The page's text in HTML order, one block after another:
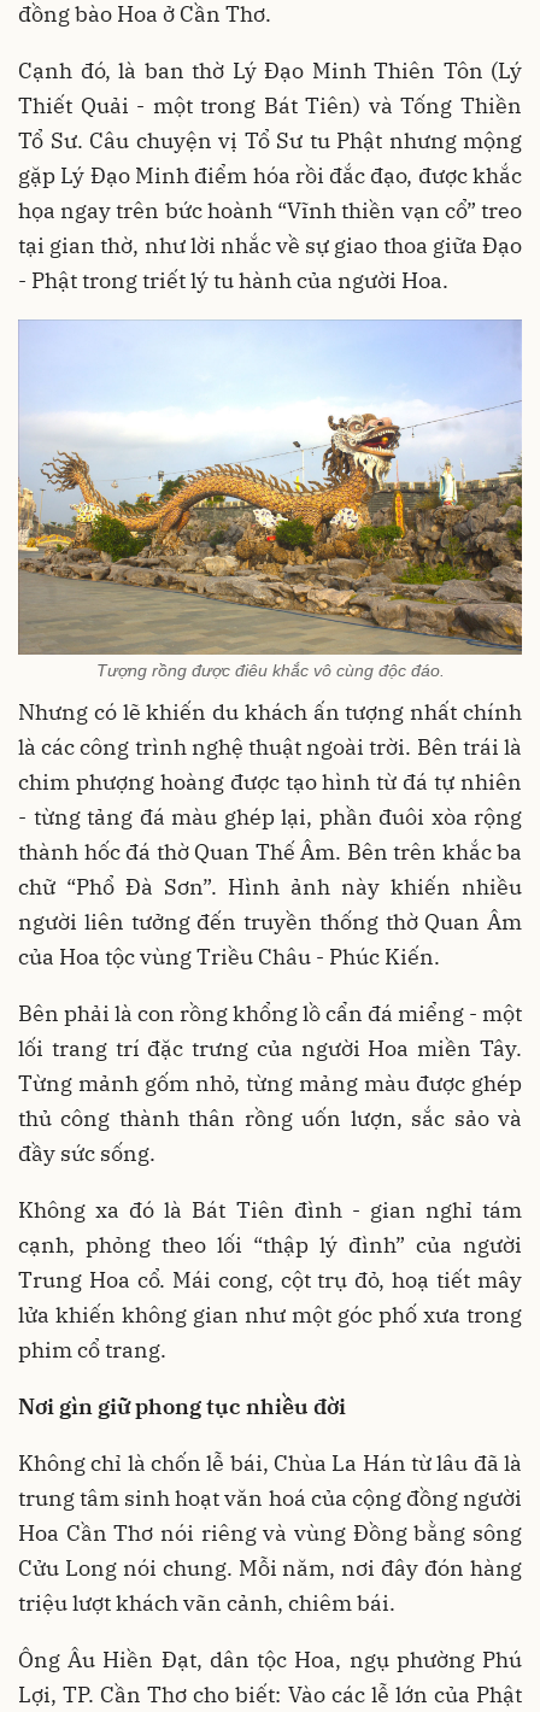
đồng bào Hoa ở Cần Thơ.
Cạnh đó, là ban thờ Lý Đạo Minh Thiên Tôn (Lý
Thiết Quải - một trong Bát Tiên) và Tống Thiền
Tổ Sư. Câu chuyện vị Tổ Sư tu Phật nhưng mộng
gặp Lý Đạo Minh điểm hóa rồi đắc đạo, được khắc
họa ngay trên bức hoành “Vĩnh thiền vạn cổ” treo
tại gian thờ, như lời nhắc về sự giao thoa giữa Đạo
- Phật trong triết lý tu hành của người Hoa.
Tượng rồng được điêu khắc vô cùng độc đáo.
Nhưng có lẽ khiến du khách ấn tượng nhất chính
là các công trình nghệ thuật ngoài trời. Bên trái là
chim phượng hoàng được tạo hình từ đá tự nhiên
- từng tảng đá màu ghép lại, phần đuôi xòa rộng
thành hốc đá thờ Quan Thế Âm. Bên trên khắc ba
chữ “Phổ Đà Sơn”. Hình ảnh này khiến nhiều
người liên tưởng đến truyền thống thờ Quan Âm
của Hoa tộc vùng Triều Châu - Phúc Kiến.
Bên phải là con rồng khổng lồ cẩn đá miểng - một
lối trang trí đặc trưng của người Hoa miền Tây.
Từng mảnh gốm nhỏ, từng mảng màu được ghép
thủ công thành thân rồng uốn lượn, sắc sảo và
đầy sức sống.
Không xa đó là Bát Tiên đình - gian nghỉ tám
cạnh, phỏng theo lối “thập lý đình” của người
Trung Hoa cổ. Mái cong, cột trụ đỏ, hoạ tiết mây
lửa khiến không gian như một góc phố xưa trong
phim cổ trang.
Nơi gìn giữ phong tục nhiều đời
Không chỉ là chốn lễ bái, Chùa La Hán từ lâu đã là
trung tâm sinh hoạt văn hoá của cộng đồng người
Hoa Cần Thơ nói riêng và vùng Đồng bằng sông
Cửu Long nói chung. Mỗi năm, nơi đây đón hàng
triệu lượt khách vãn cảnh, chiêm bái.
Ông Âu Hiền Đạt, dân tộc Hoa, ngụ phường Phú
Lợi, TP. Cần Thơ cho biết: Vào các lễ lớn của Phật